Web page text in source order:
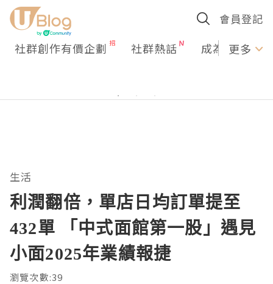
會員登記
社群創作有價企劃 社群熱話 成為U更多
生活
利潤翻倍，單店日均訂單提至
432單 「中式面館第一股」遇見
小面2025年業績報捷
瀏覽次數:39